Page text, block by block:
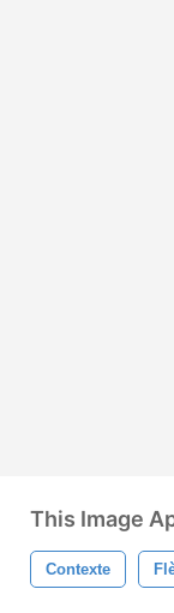
This Image
Contexte